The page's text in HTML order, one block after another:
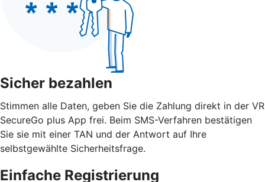
Sicher bezahlen
Stimmen alle Daten, geben Sie die Zahlung direkt in der VR
SecureGo plus App frei. Beim SMS-Verfahren bestätigen
Sie sie mit einer TAN und der Antwort auf Ihre
selbstgewählte Sicherheitsfrage.
Einfache Registrierung